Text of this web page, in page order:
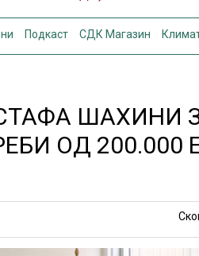
Подкаст СДК Магазин
ШАХИНИ
ОД 200.000